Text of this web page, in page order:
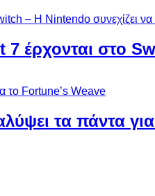
έρχονται στο
τα πάντα